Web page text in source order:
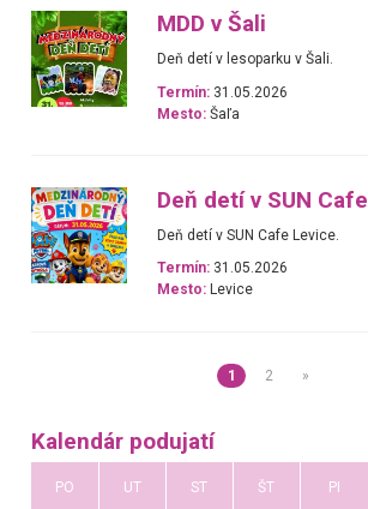
MDD v Šali
Deň detí v lesoparku v Šali.
Termín: 31.05.2026
Mesto: Šaľa
Deň detí v SUN Cafe
Deň detí v SUN Cafe Levice.
Termín: 31.05.2026
Mesto: Levice
1 2 »
Kalendár podujatí
PO UT ST ŠT PI